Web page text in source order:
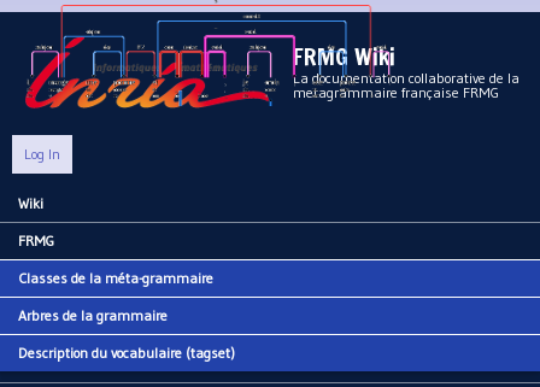
Aller au contenu principal
FRMG Wiki
La documentation collaborative de la
metagrammaire française FRMG
Log In
Main menu
Wiki
FRMG
Classes de la méta-grammaire
Arbres de la grammaire
Description du vocabulaire (tagset)